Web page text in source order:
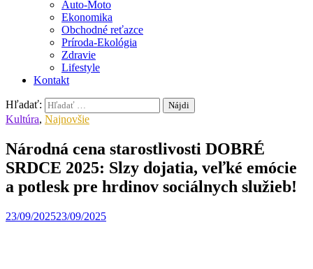
Auto-Moto
Ekonomika
Obchodné reťazce
Príroda-Ekológia
Zdravie
Lifestyle
Kontakt
Hľadať:
Kultúra, Najnovšie
Národná cena starostlivosti DOBRÉ
SRDCE 2025: Slzy dojatia, veľké emócie
a potlesk pre hrdinov sociálnych služieb!
23/09/202523/09/2025